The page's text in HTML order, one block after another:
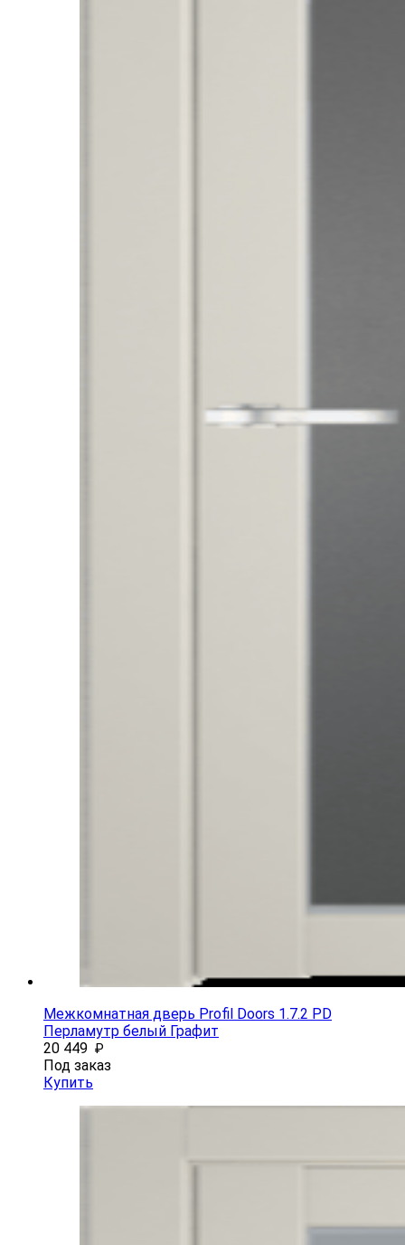
Межкомнатная дверь Profil Doors 1.7.2 PD
Перламутр белый Графит
20 449 ₽
Под заказ
Купить